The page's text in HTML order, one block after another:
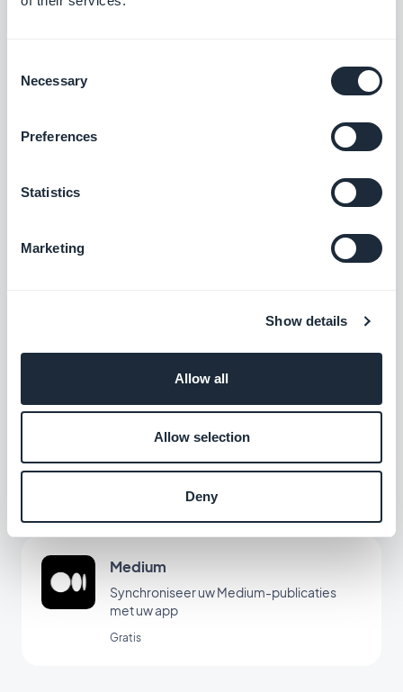
Selection
Necessary
Preferences
Statistics
Marketing
Show details
Allow all
Allow selection
Deny
een gepersonaliseerde feed te maken
GoodBarber.
Publiceer automatisch content van uw
YouTube-kanaal in uw app met de
Medium
Synchroniseer uw Medium-publicaties
met uw app
Gratis